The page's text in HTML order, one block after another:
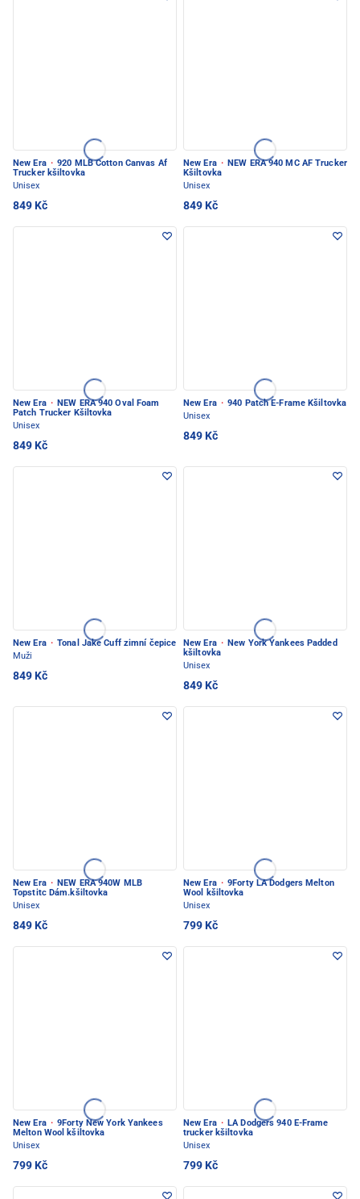
New Era · 920 MLB Cotton Canvas Af
Trucker kšiltovka
Unisex
849 Kč
New Era · NEW ERA 940 MC AF Trucker
Kšiltovka
Unisex
849 Kč
New Era · NEW ERA 940 Oval Foam
Patch Trucker Kšiltovka
Unisex
849 Kč
New Era · 940 Patch E-Frame Kšiltovka
Unisex
849 Kč
New Era · Tonal Jake Cuff zimní čepice
Muži
849 Kč
New Era · New York Yankees Padded
kšiltovka
Unisex
849 Kč
New Era · NEW ERA 940W MLB
Topstitc Dám.kšiltovka
Unisex
849 Kč
New Era · 9Forty LA Dodgers Melton
Wool kšiltovka
Unisex
799 Kč
New Era · 9Forty New York Yankees
Melton Wool kšiltovka
Unisex
799 Kč
New Era · LA Dodgers 940 E-Frame
trucker kšiltovka
Unisex
799 Kč